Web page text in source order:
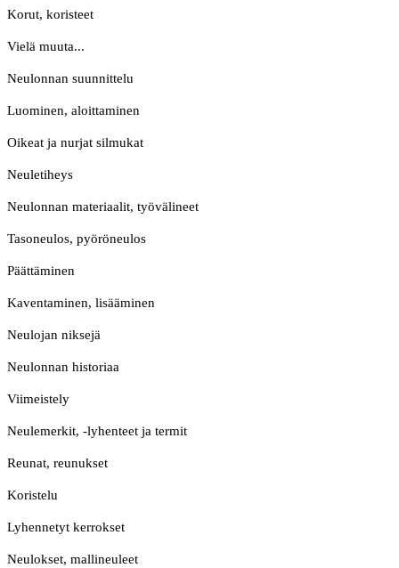
Korut, koristeet
Vielä muuta...
Neulonnan suunnittelu
Luominen, aloittaminen
Oikeat ja nurjat silmukat
Neuletiheys
Neulonnan materiaalit, työvälineet
Tasoneulos, pyöröneulos
Päättäminen
Kaventaminen, lisääminen
Neulojan niksejä
Neulonnan historiaa
Viimeistely
Neulemerkit, -lyhenteet ja termit
Reunat, reunukset
Koristelu
Lyhennetyt kerrokset
Neulokset, mallineuleet